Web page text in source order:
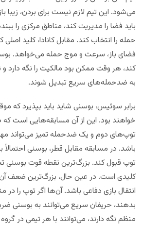
می‌شود. این تیم لازم نیست برای بردن، زیبا
باید فضا را مدیریت کند، مناطق مرکزی را
حمله را انتخاب کند. مقابل کانادا، کلید اصلی
فضای باز، سرعت و موج حمله می‌خواهد.
کند، هر وقت ممکن بود مالکیت را نگه دارد و
به ضدحمله‌های سریع تبدیل شوند.
برابر سوئیس، بوسنی شاید باید بپذیرد که
خواهند بود. این از آن مسابقه‌هایی است که
توپ‌های دوم و یک ضدحمله تمیز می‌تواند
باشد. در مسابقه مقابل قطر، بوسنی احتمالاً
توپ قبول کند. بزرگ‌ترین نقطه قوت بوسنی
کلیدی است. در عین حال، بزرگ‌ترین ضعف
انتقال‌ بازی دفاعی باشد. آن‌ها اگر توپ را
بدهند، حریفان سریع می‌توانند به بوسنی ضربه
منظم نگه دارند، می‌توانند با هر تیمی در گروه B رقابت کنند.